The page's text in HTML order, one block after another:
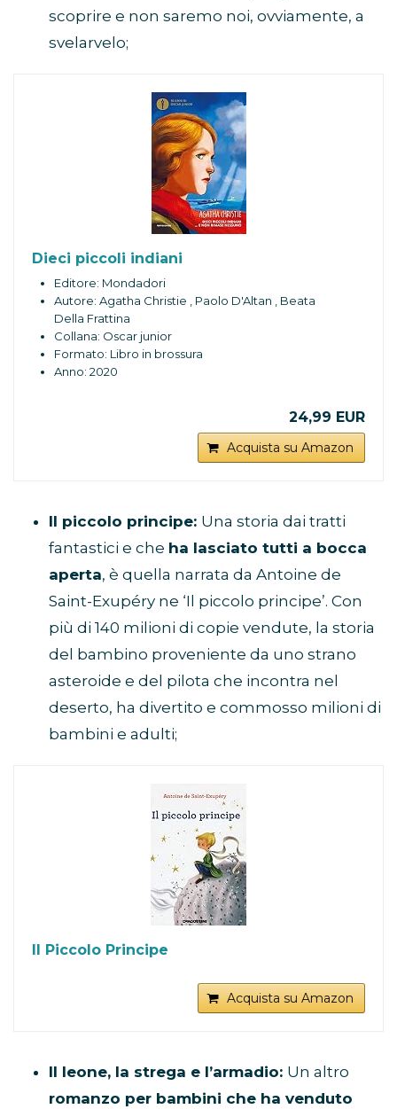
scoprire e non saremo noi, ovviamente, a
svelarvelo;
Dieci piccoli indiani
Editore: Mondadori
Autore: Agatha Christie , Paolo D'Altan , Beata
Della Frattina
Collana: Oscar junior
Formato: Libro in brossura
Anno: 2020
24,99 EUR
Acquista su Amazon
Il piccolo principe: Una storia dai tratti
fantastici e che ha lasciato tutti a bocca
aperta, è quella narrata da Antoine de
Saint-Exupéry ne ‘Il piccolo principe’. Con
più di 140 milioni di copie vendute, la storia
del bambino proveniente da uno strano
asteroide e del pilota che incontra nel
deserto, ha divertito e commosso milioni di
bambini e adulti;
Il Piccolo Principe
Acquista su Amazon
Il leone, la strega e l’armadio: Un altro
romanzo per bambini che ha venduto